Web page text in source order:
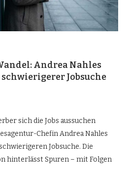
Andrea Nahles
Jobsuche
sich die Jobs aussuchen
Chefin Andrea Nahles
Jobsuche. Die
hinterlässt Spuren – mit Folgen